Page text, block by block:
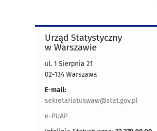
Urząd Statystyczny
w Warszawie
ul. 1 Sierpnia 21
02-134 Warszawa
E-mail:
sekretariatuswaw@stat.gov.pl
e-PUAP